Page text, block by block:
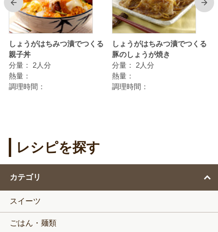
前
しょうがはちみつ漬でつくる
親子丼
分量：
2人分
熱量：
調理時間：
しょうがはちみつ漬でつくる
豚のしょうが焼き
分量：
2人分
熱量：
調理時間：
次
レシピを探す
カテゴリ
スイーツ
ごはん・麺類